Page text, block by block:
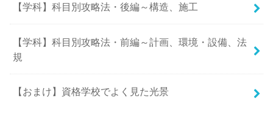
【学科】科目別攻略法・後編～構造、施工
【学科】科目別攻略法・前編～計画、環境・設備、法
規
【おまけ】資格学校でよく見た光景